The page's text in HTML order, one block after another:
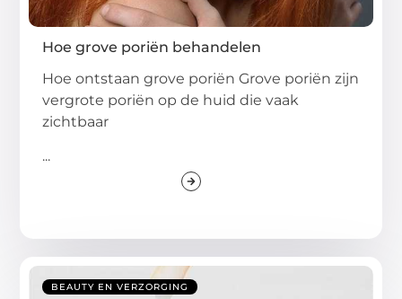
Hoe grove poriën behandelen
Hoe ontstaan grove poriën Grove poriën zijn
vergrote poriën op de huid die vaak
zichtbaar
...
BEAUTY EN VERZORGING